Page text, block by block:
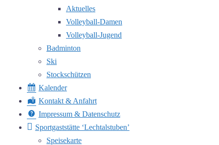
Aktuelles
Volleyball-Damen
Volleyball-Jugend
Badminton
Ski
Stockschützen
Kalender
Kontakt & Anfahrt
Impressum & Datenschutz
Sportgaststätte ‘Lechtalstuben’
Speisekarte